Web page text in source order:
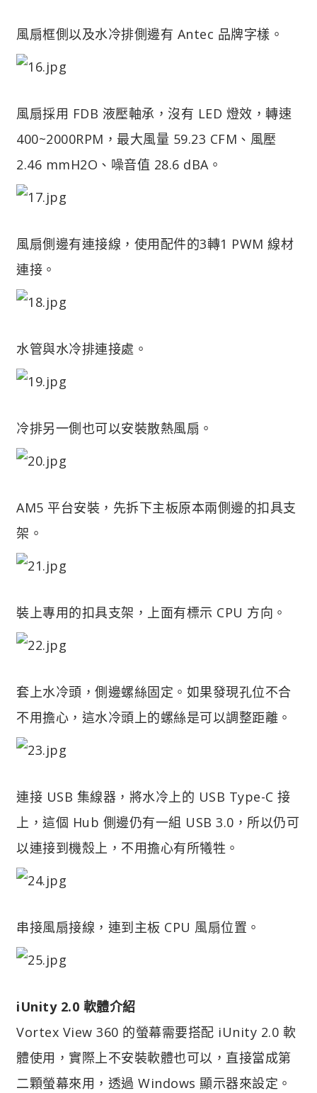
風扇框側以及水冷排側邊有 Antec 品牌字樣。
風扇採用 FDB 液壓軸承，沒有 LED 燈效，轉速
400~2000RPM，最大風量 59.23 CFM、風壓
2.46 mmH2O、噪音值 28.6 dBA。
風扇側邊有連接線，使用配件的3轉1 PWM 線材
連接。
水管與水冷排連接處。
冷排另一側也可以安裝散熱風扇。
AM5 平台安裝，先拆下主板原本兩側邊的扣具支
架。
裝上專用的扣具支架，上面有標示 CPU 方向。
套上水冷頭，側邊螺絲固定。如果發現孔位不合
不用擔心，這水冷頭上的螺絲是可以調整距離。
連接 USB 集線器，將水冷上的 USB Type-C 接
上，這個 Hub 側邊仍有一組 USB 3.0，所以仍可
以連接到機殼上，不用擔心有所犧牲。
串接風扇接線，連到主板 CPU 風扇位置。
iUnity 2.0 軟體介紹
Vortex View 360 的螢幕需要搭配 iUnity 2.0 軟
體使用，實際上不安裝軟體也可以，直接當成第
二顆螢幕來用，透過 Windows 顯示器來設定。